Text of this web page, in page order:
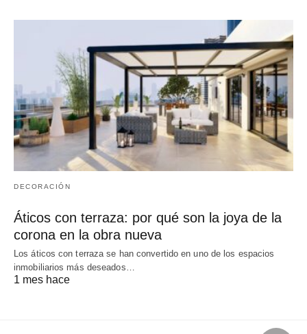
DECORACIÓN
Áticos con terraza: por qué son la joya de la
corona en la obra nueva
Los áticos con terraza se han convertido en uno de los espacios
inmobiliarios más deseados…
1 mes hace